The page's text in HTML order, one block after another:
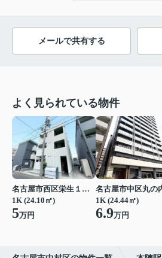
メールで共有する
よく見られている物件
名古屋市西区栄生１丁目
1K (24.10㎡)
5万円
1K (24.44㎡)
6.9万円